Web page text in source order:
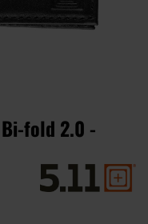
Bi-fold 2.0 -